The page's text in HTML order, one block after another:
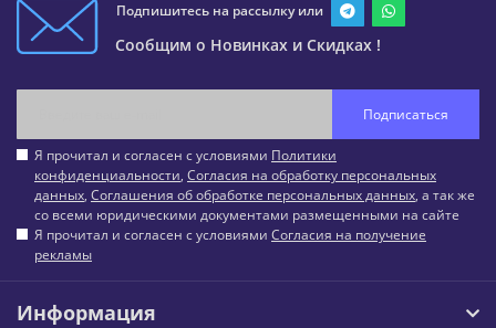
Подпишитесь на рассылку или
Сообщим о Новинках и Скидках !
Подписаться
Я прочитал и согласен с условиями Политики
конфиденциальности, Согласия на обработку персональных
данных, Соглашения об обработке персональных данных, а так же
со всеми юридическими документами размещенными на сайте
Я прочитал и согласен с условиями Согласия на получение
рекламы
Информация